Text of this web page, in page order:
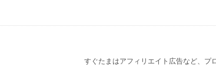
すぐたまはアフィリエイト広告など、プ